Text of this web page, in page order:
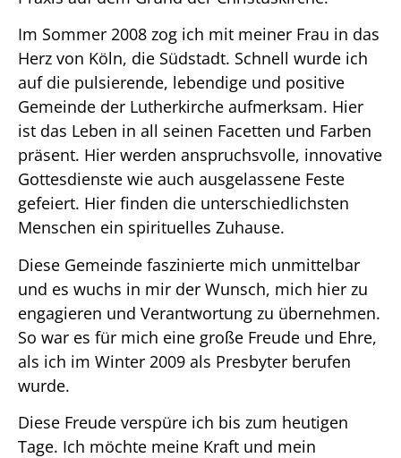
Im Sommer 2008 zog ich mit meiner Frau in das
Herz von Köln, die Südstadt. Schnell wurde ich
auf die pulsierende, lebendige und positive
Gemeinde der Lutherkirche aufmerksam. Hier
ist das Leben in all seinen Facetten und Farben
präsent. Hier werden anspruchsvolle, innovative
Gottesdienste wie auch ausgelassene Feste
gefeiert. Hier finden die unterschiedlichsten
Menschen ein spirituelles Zuhause.
Diese Gemeinde faszinierte mich unmittelbar
und es wuchs in mir der Wunsch, mich hier zu
engagieren und Verantwortung zu übernehmen.
So war es für mich eine große Freude und Ehre,
als ich im Winter 2009 als Presbyter berufen
wurde.
Diese Freude verspüre ich bis zum heutigen
Tage. Ich möchte meine Kraft und mein